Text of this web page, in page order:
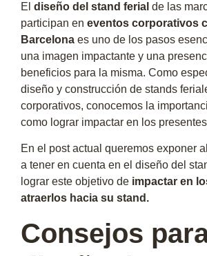
El diseño del stand ferial de las
participan en eventos corporativos
Barcelona es uno de los pasos
una imagen impactante y una
beneficios para la misma. Como
diseño y construcción de stands
corporativos, conocemos la
como lograr impactar en los
En el post actual queremos exponer
a tener en cuenta en el diseño del
lograr este objetivo de impactar en
atraerlos hacia su stand.
Consejos